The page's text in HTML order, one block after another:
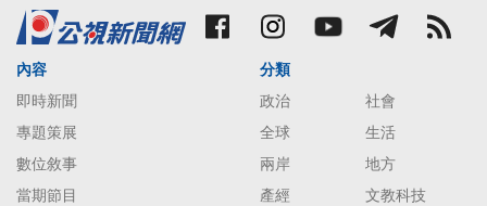
內容
即時新聞
專題策展
數位敘事
當期節目
分類
政治
社會
全球
生活
兩岸
地方
產經
文教科技